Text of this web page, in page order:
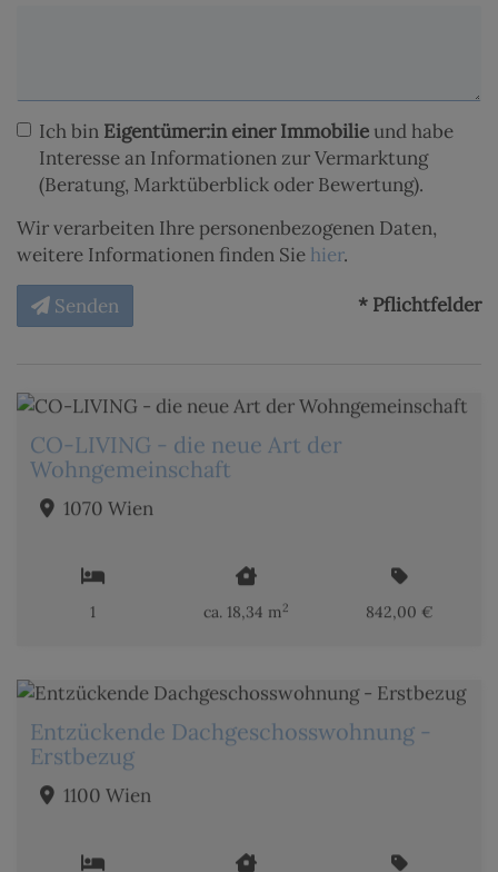
Ich bin Eigentümer:in einer Immobilie und habe
Interesse an Informationen zur Vermarktung
(Beratung, Marktüberblick oder Bewertung).
Wir verarbeiten Ihre personenbezogenen Daten,
weitere Informationen finden Sie hier.
Senden * Pflichtfelder
CO-LIVING - die neue Art der
Wohngemeinschaft
1070 Wien
1 ca. 18,34 m2 842,00 €
Entzückende Dachgeschosswohnung -
Erstbezug
1100 Wien